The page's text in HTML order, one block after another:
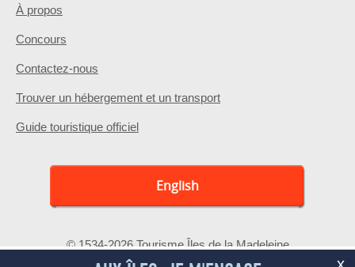
À propos
Concours
Contactez-nous
Trouver un hébergement et un transport
Guide touristique officiel
English
© 1534-2026 Tourisme Îles de la Madeleine